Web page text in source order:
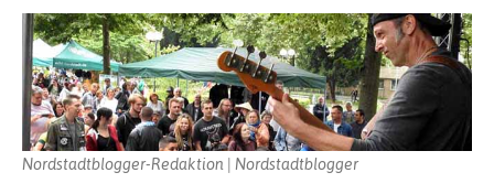
Nordstadtblogger-Redaktion | Nordstadtblogger